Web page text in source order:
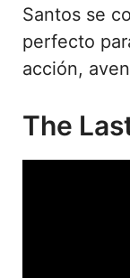
Santos se
perfecto
acción,
The